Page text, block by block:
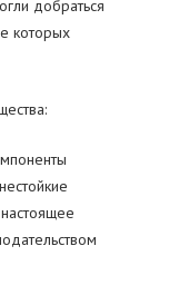
добраться
которых